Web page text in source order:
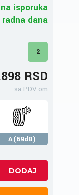
isporuka
dana
2
RSD
sa PDV-om
A(69dB)